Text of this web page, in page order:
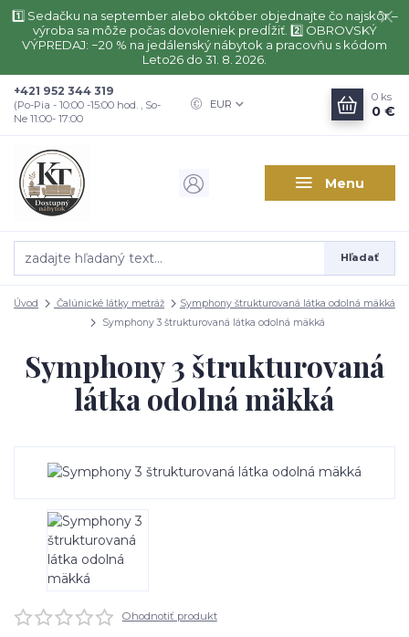
1️⃣ Sedačku na september alebo október objednajte čo najskôr –
výroba sa môže počas dovoleniek predĺžiť. 2️⃣ OBROVSKÝ
VÝPREDAJ: −20 % na jedálenský nábytok a pracovňu s kódom
Leto26 do 31. 8. 2026.
Menu
EUR
Hľadať
+421 952 344 319
(Po-Pia - 10:00 -15:00 hod. , So-
Ne 11:00- 17:00
0 ks
0 €
Úvod Čalúnické látky metráž
Symphony štrukturovaná látka odolná mäkká
Symphony 3 štrukturovaná látka odolná mäkká
Symphony 3 štrukturovaná
látka odolná mäkká
Ohodnotiť produkt